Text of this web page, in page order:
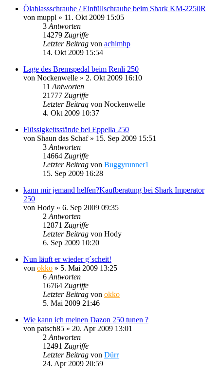
Ölablassschraube / Einfüllschraube beim Shark KM-2250R
von muppl » 11. Okt 2009 15:05
3 Antworten
14279 Zugriffe
Letzter Beitrag von achimhp
14. Okt 2009 15:54
Lage des Bremspedal beim Renli 250
von Nockenwelle » 2. Okt 2009 16:10
11 Antworten
21777 Zugriffe
Letzter Beitrag von Nockenwelle
4. Okt 2009 10:37
Flüssigkeitsstände bei Eppella 250
von Shaun das Schaf» 15. Sep 2009 15:51
3 Antworten
14664 Zugriffe
Letzter Beitrag von Buggyrunner1
15. Sep 2009 16:28
kann mir jemand helfen?Kaufberatung bei Shark Imperator
250
von Hody » 6. Sep 2009 09:35
2 Antworten
12871 Zugriffe
Letzter Beitrag von Hody
6. Sep 2009 10:20
Nun läuft er wieder g´scheit!
von okko » 5. Mai 2009 13:25
6 Antworten
16764 Zugriffe
Letzter Beitrag von okko
5. Mai 2009 21:46
Wie kann ich meinen Dazon 250 tunen ?
von patsch85 » 20. Apr 2009 13:01
2 Antworten
12491 Zugriffe
Letzter Beitrag von Dürr
24. Apr 2009 20:59